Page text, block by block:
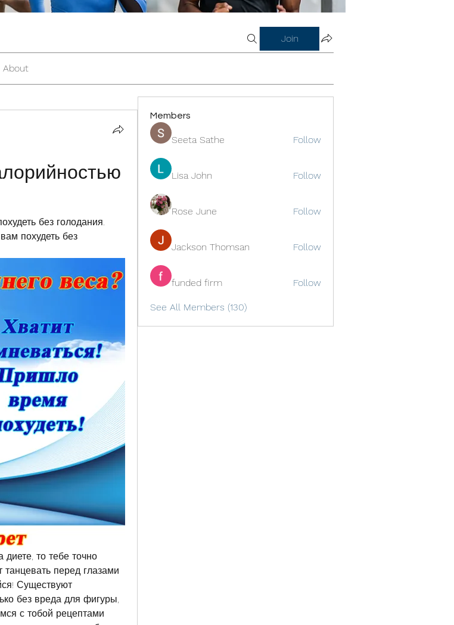
Join
About
без голодания.
похудеть без
то тебе точно
перед глазами
Существуют
без вреда для фигуры,
с тобой рецептами
Members
Seeta Sathe Follow
Lisa John Follow
Rose June Follow
Jackson Thomsan Follow
funded firm Follow
See All Members (130)